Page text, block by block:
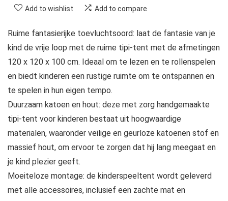
Add to wishlist Add to compare
Ruime fantasierijke toevluchtsoord: laat de fantasie van je
kind de vrije loop met de ruime tipi-tent met de afmetingen
120 x 120 x 100 cm. Ideaal om te lezen en te rollenspelen
en biedt kinderen een rustige ruimte om te ontspannen en
te spelen in hun eigen tempo.
Duurzaam katoen en hout: deze met zorg handgemaakte
tipi-tent voor kinderen bestaat uit hoogwaardige
materialen, waaronder veilige en geurloze katoenen stof en
massief hout, om ervoor te zorgen dat hij lang meegaat en
je kind plezier geeft.
Moeiteloze montage: de kinderspeeltent wordt geleverd
met alle accessoires, inclusief een zachte mat en